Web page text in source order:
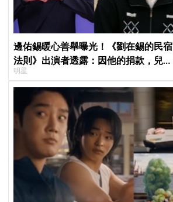
邊佑錫暖心善舉曝光！《劉在錫的民宿
法則》出演者透露：因他的捐款，兒童
患者順利完成治療
明星